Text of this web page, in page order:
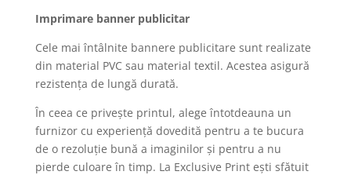
Imprimare banner publicitar
Cele mai întâlnite bannere publicitare sunt realizate
din material PVC sau material textil. Acestea asigură
rezistența de lungă durată.
În ceea ce privește printul, alege întotdeauna un
furnizor cu experiență dovedită pentru a te bucura
de o rezoluție bună a imaginilor și pentru a nu
pierde culoare în timp. La Exclusive Print ești sfătuit